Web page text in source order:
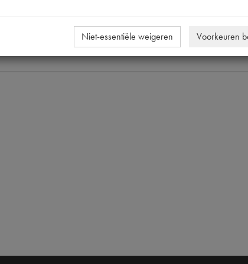
602322 | 602322 #20073 |
M10x12 [PW 1]
Niet-essentiële weigeren Voorkeuren